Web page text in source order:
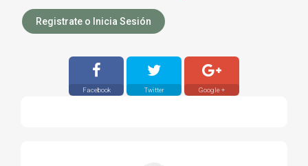
Registrate o Inicia Sesión
Facebook Twitter Google +